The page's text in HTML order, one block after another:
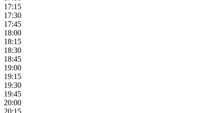
17:15
17:30
17:45
18:00
18:15
18:30
18:45
19:00
19:15
19:30
19:45
20:00